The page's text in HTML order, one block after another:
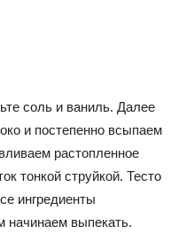
соль и ваниль. Далее
и постепенно всыпаем
растопленное
тонкой струйкой. Тесто
ингредиенты
начинаем выпекать.